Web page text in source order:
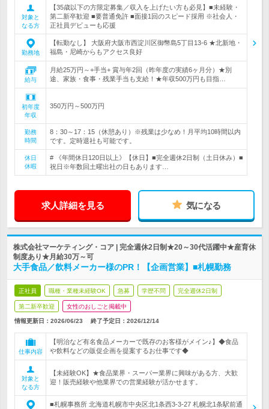
対象と
なる方
【35歳以下の方限定募集／収入を上げたい方も必見】■未経験・
第二新卒歓迎 ■要普通免許 ■面接1回のスピード採用 ※社会人・
正社員デビューも応援
勤務地
【転勤なし】 大阪府大阪市西淀川区御幣島5丁目13-6 ★北新地・
福島・尼崎からもアクセス良好
給与
月給25万円～+手当+ 賞与年2回（昨年度の実績6ヶ月分）★別
途、家族・食事・残業手当も支給！★年収500万円も目指…
初年度
年収
350万円～500万円
勤務
時間
8：30～17：15（休憩あり）※残業は少なめ！月平均10時間以内
です。定時退社も可能です。
休日
休暇
# 《年間休日120日以上》【休日】■完全週休2日制（土日休み）■
祝日※年数回土曜出社の日もあります…
求人詳細を見る 気になる
株式会社マーケティング・コア | 完全週休2日制★20～30代活躍中★産育休
制度あり★月給30万～可
大手食品／飲料メーカー様のPR！【企画営業】■札幌勤務
正社員 職種・業種未経験OK 急募 学歴不問 完全週休2日制
第二新卒歓迎 女性のおしごと掲載中
情報更新日：2026/06/23 終了予定日： 2026/12/14
仕事内容
【明治など有名食品メーカーで既存のお客様がメイン♪】◆食品
や飲料などの販促企画を提案するお仕事です◆
対象と
なる方
【未経験OK】★食品業界・スーパー業界に興味がある方、大歓
迎！販売経験や他業界での営業経験が活かせます。
■札幌事務所 北海道札幌市中央区北1条西3-3-27 札幌北1条駅前通